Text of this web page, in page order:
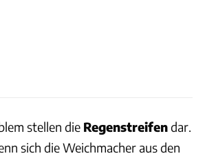
stellen die Regenstreifendar.
sich die Weichmacher aus den